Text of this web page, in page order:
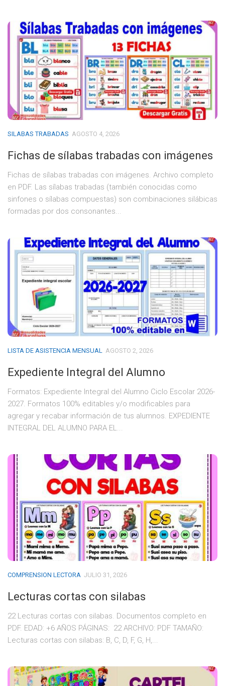
SILABAS TRABADAS AGOSTO 4, 2026
Fichas de sílabas trabadas con imágenes
Fichas de sílabas trabadas con imágenes. Archivo completo
en PDF. Las sílabas trabadas (también conocidas como
sinfones o sílabas compuestas) son combinaciones silábicas
formadas por dos consonantes...
LISTA DE ASISTENCIA MENSUAL AGOSTO 2, 2026
Expediente Integral del Alumno
Formatos: Expediente Integral del Alumno Ciclo Escolar 2026-
2027. Formatos 100% editables y/o modificables para
agregar y recabar información de tus alumnos. EXPEDIENTE
INTEGRAL DEL ALUMNO PARA EL...
COMPRENSION LECTORA JULIO 31, 2026
Lecturas cortas con silabas
22 Lecturas cortas con silabas. Documentos completo en
PDF. EDAD: +6 AÑOS PÁGINAS: 22 ARCHIVO: PDF TAMAÑO:
Lecturas cortas con silabas: B, C, D, F, G, H,...